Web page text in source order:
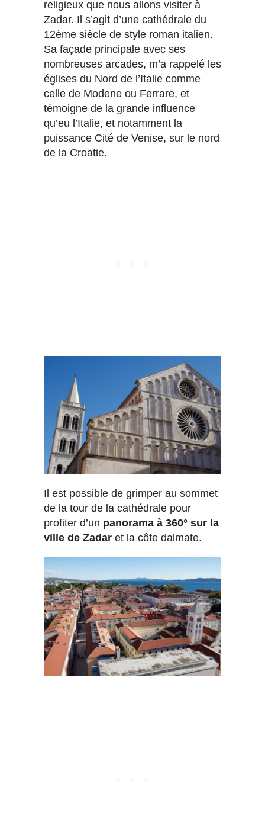
religieux que nous allons visiter à
Zadar. Il s’agit d’une cathédrale du
12ème siècle de style roman italien.
Sa façade principale avec ses
nombreuses arcades, m’a rappelé les
églises du Nord de l’Italie comme
celle de Modene ou Ferrare, et
témoigne de la grande influence
qu’eu l’Italie, et notamment la
puissance Cité de Venise, sur le nord
de la Croatie.
Il est possible de grimper au sommet
de la tour de la cathédrale pour
profiter d’un panorama à 360° sur la
ville de Zadar et la côte dalmate.